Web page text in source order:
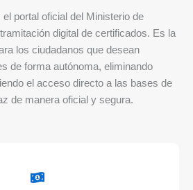
el portal oficial del Ministerio de
digital de certificados. Es la
los ciudadanos que desean
de forma autónoma, eliminando
el acceso directo a las bases de
de manera oficial y segura.